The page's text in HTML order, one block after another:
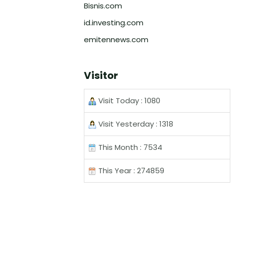
Bisnis.com
id.investing.com
emitennews.com
Visitor
Visit Today : 1080
Visit Yesterday : 1318
This Month : 7534
This Year : 274859